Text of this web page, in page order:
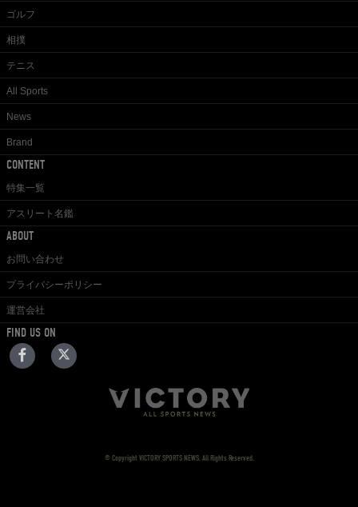
ゴルフ
相撲
テニス
All Sports
News
Brand
CONTENT
特集一覧
アスリート名鑑
ABOUT
お問い合わせ
プライバシーポリシー
運営会社
FIND US ON
© Copyright VICTORY SPORTS NEWS. All Rights Reserved.